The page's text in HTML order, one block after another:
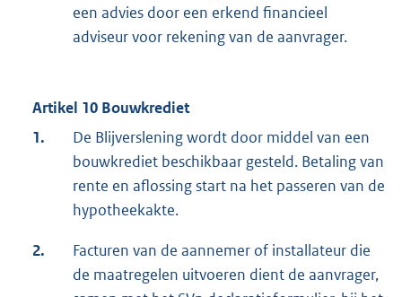
een advies door een erkend financieel
adviseur voor rekening van de aanvrager.
Artikel 10 Bouwkrediet
1.
De Blijverslening wordt door middel van een
bouwkrediet beschikbaar gesteld. Betaling van
rente en aflossing start na het passeren van de
hypotheekakte.
2.
Facturen van de aannemer of installateur die
de maatregelen uitvoeren dient de aanvrager,